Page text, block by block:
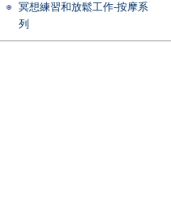
冥想練習和放鬆工作-按摩系
列